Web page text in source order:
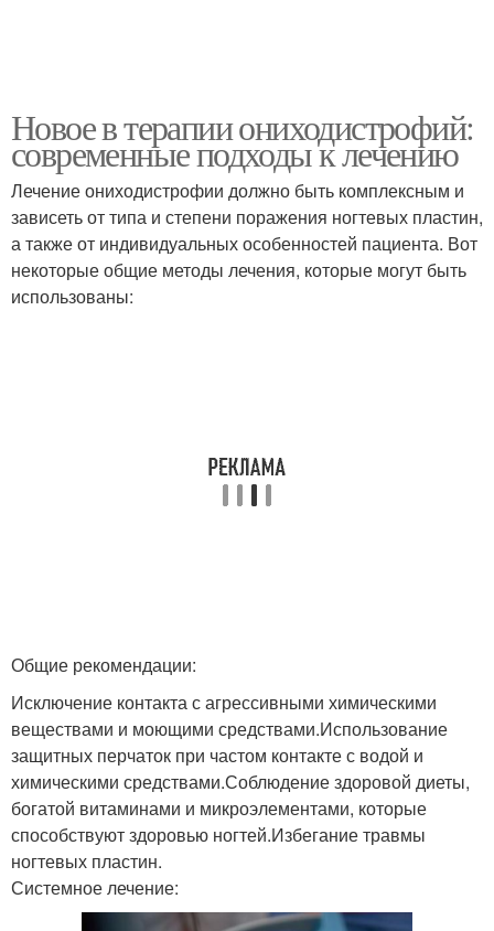
Новое в терапии ониходистрофий:
современные подходы к лечению
Лечение ониходистрофии должно быть комплексным и
зависеть от типа и степени поражения ногтевых пластин,
а также от индивидуальных особенностей пациента. Вот
некоторые общие методы лечения, которые могут быть
использованы:
Общие рекомендации:
Исключение контакта с агрессивными химическими
веществами и моющими средствами.Использование
защитных перчаток при частом контакте с водой и
химическими средствами.Соблюдение здоровой диеты,
богатой витаминами и микроэлементами, которые
способствуют здоровью ногтей.Избегание травмы
ногтевых пластин.
Системное лечение: